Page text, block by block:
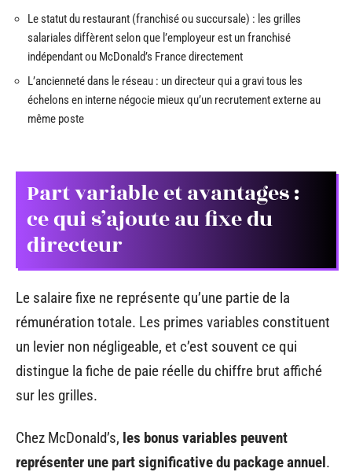
Le statut du restaurant (franchisé ou succursale) : les grilles
salariales diffèrent selon que l’employeur est un franchisé
indépendant ou McDonald’s France directement
L’ancienneté dans le réseau : un directeur qui a gravi tous les
échelons en interne négocie mieux qu’un recrutement externe au
même poste
Part variable et avantages :
ce qui s’ajoute au fixe du
directeur
Le salaire fixe ne représente qu’une partie de la
rémunération totale. Les primes variables constituent
un levier non négligeable, et c’est souvent ce qui
distingue la fiche de paie réelle du chiffre brut affiché
sur les grilles.
Chez McDonald’s, les bonus variables peuvent
représenter une part significative du package annuel.